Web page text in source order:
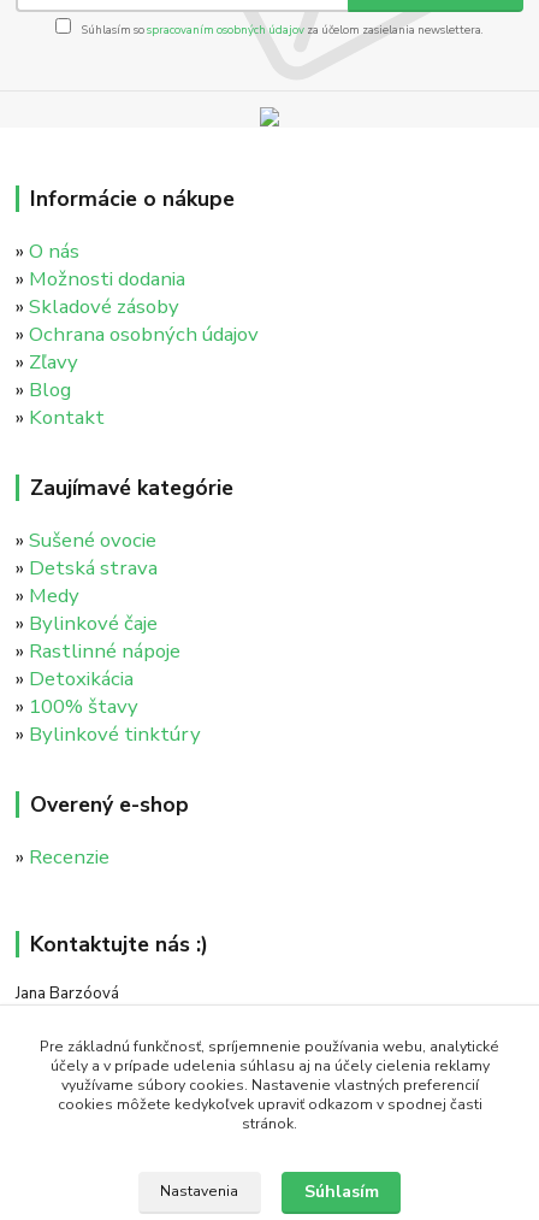
Súhlasím sospracovaním osobných údajov za účelom zasielania newslettera.
Informácie o nákupe
»O nás
» Možnosti dodania
»Skladové zásoby
»Ochrana osobných údajov
» Zľavy
» Blog
» Kontakt
Zaujímavé kategórie
»Sušené ovocie
» Detská strava
» Medy
» Bylinkové čaje
» Rastlinné nápoje
» Detoxikácia
» 100% štavy
» Bylinkové tinktúry
Overený e-shop
» Recenzie
Kontaktujte nás :)
Jana Barzóová
(PO - PIA, 8:00 - 18:00)
objednavky@naturaj.sk
Pre základnú funkčnosť, spríjemnenie používania webu, analytické
účely a v prípade udelenia súhlasu aj na účely cielenia reklamy
využívame súbory cookies. Nastavenie vlastných preferencií
cookies môžete kedykoľvek upraviť odkazom v spodnej časti
stránok.
Nastavenia Súhlasím